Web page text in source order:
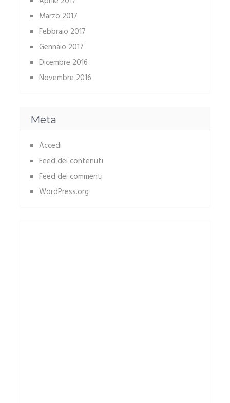
Marzo 2017
Febbraio 2017
Gennaio 2017
Dicembre 2016
Novembre 2016
Meta
Accedi
Feed dei contenuti
Feed dei commenti
WordPress.org